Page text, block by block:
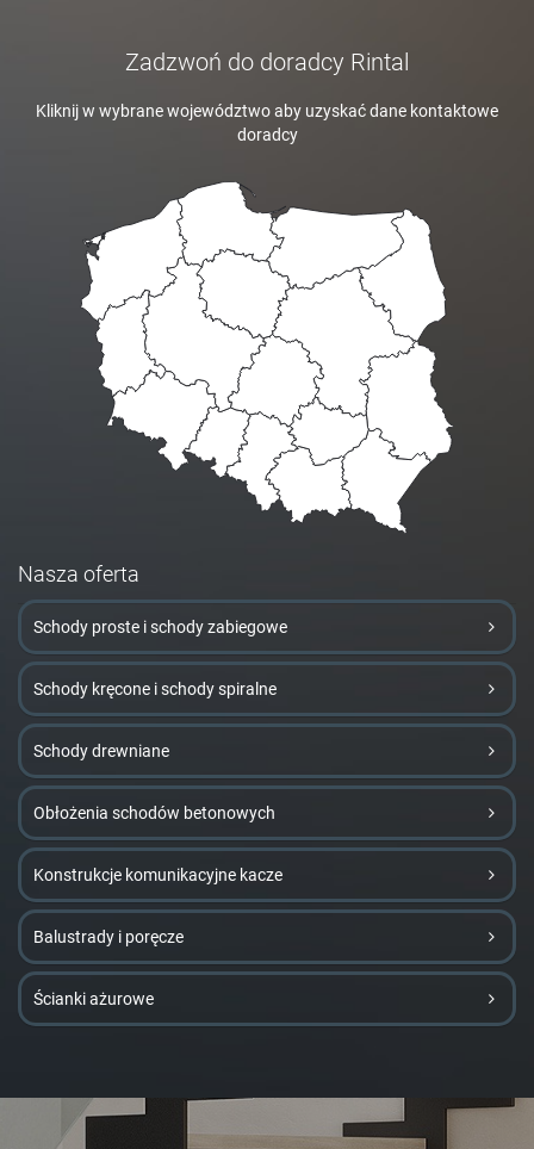
Zadzwoń do doradcy Rintal
Kliknij w wybrane województwo aby uzyskać dane kontaktowe
doradcy
Nasza oferta
Schody proste i schody zabiegowe
Schody kręcone i schody spiralne
Schody drewniane
Obłożenia schodów betonowych
Konstrukcje komunikacyjne kacze
Balustrady i poręcze
Ścianki ażurowe